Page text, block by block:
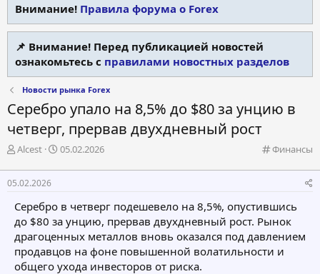
Внимание! Правила форума о Forex
📌 Внимание! Перед публикацией новостей
ознакомьтесь с правилами новостных разделов
Новости рынка Forex
Серебро упало на 8,5% до $80 за унцию в
четверг, прервав двухдневный рост
К
т
о
р
и
я
Финансы
А
т
о
т
е
м
ы
Alcest
Д
т
а
ч
а
л
а
05.02.2026
05.02.2026
Серебро в четверг подешевело на 8,5%, опустившись
до $80 за унцию, прервав двухдневный рост. Рынок
драгоценных металлов вновь оказался под давлением
продавцов на фоне повышенной волатильности и
общего ухода инвесторов от риска.